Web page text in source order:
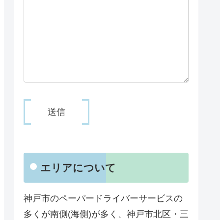
エリアについて
神戸市のペーパードライバーサービスの
多くが南側(海側)が多く、神戸市北区・三